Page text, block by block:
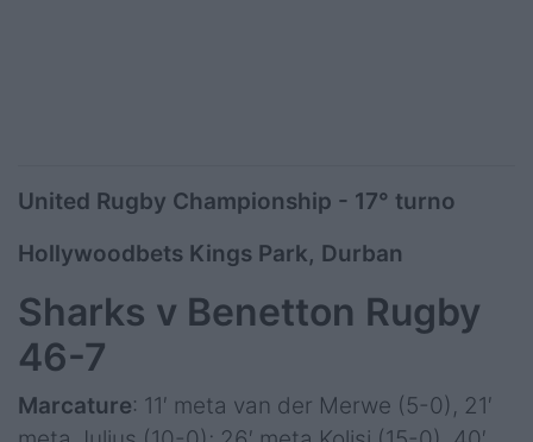
United Rugby Championship - 17° turno
Hollywoodbets Kings Park, Durban
Sharks v Benetton Rugby
46-7
Marcature: 11′ meta van der Merwe (5-0), 21′